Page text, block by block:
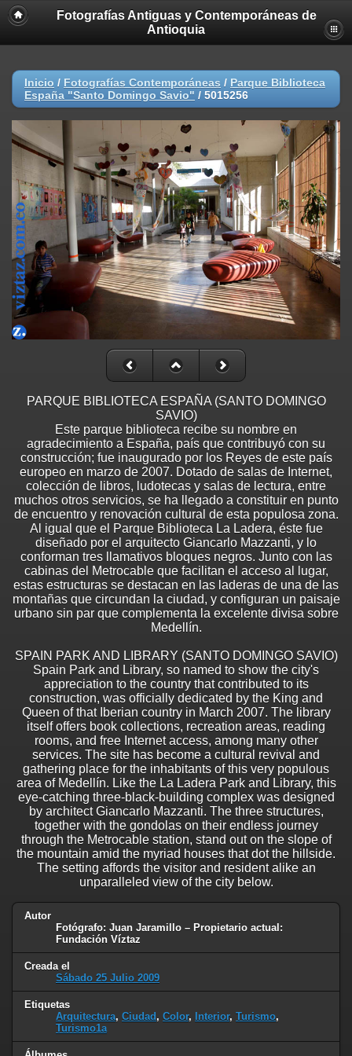
Fotografías Antiguas y Contemporáneas de
Antioquia
Inicio / Fotografías Contemporáneas / Parque Biblioteca
España "Santo Domingo Savio" / 5015256
PARQUE BIBLIOTECA ESPAÑA (SANTO DOMINGO
SAVIO)
Este parque biblioteca recibe su nombre en
agradecimiento a España, país que contribuyó con su
construcción; fue inaugurado por los Reyes de este país
europeo en marzo de 2007. Dotado de salas de Internet,
colección de libros, ludotecas y salas de lectura, entre
muchos otros servicios, se ha llegado a constituir en punto
de encuentro y renovación cultural de esta populosa zona.
Al igual que el Parque Biblioteca La Ladera, éste fue
diseñado por el arquitecto Giancarlo Mazzanti, y lo
conforman tres llamativos bloques negros. Junto con las
cabinas del Metrocable que facilitan el acceso al lugar,
estas estructuras se destacan en las laderas de una de las
montañas que circundan la ciudad, y configuran un paisaje
urbano sin par que complementa la excelente divisa sobre
Medellín.
SPAIN PARK AND LIBRARY (SANTO DOMINGO SAVIO)
Spain Park and Library, so named to show the city's
appreciation to the country that contributed to its
construction, was officially dedicated by the King and
Queen of that Iberian country in March 2007. The library
itself offers book collections, recreation areas, reading
rooms, and free Internet access, among many other
services. The site has become a cultural revival and
gathering place for the inhabitants of this very populous
area of Medellín. Like the La Ladera Park and Library, this
eye-catching three-black-building complex was designed
by architect Giancarlo Mazzanti. The three structures,
together with the gondolas on their endless journey
through the Metrocable station, stand out on the slope of
the mountain amid the myriad houses that dot the hillside.
The setting affords the visitor and resident alike an
unparalleled view of the city below.
Autor
Fotógrafo: Juan Jaramillo – Propietario actual:
Fundación Víztaz
Creada el
Sábado 25 Julio 2009
Etiquetas
Arquitectura, Ciudad , Color, Interior, Turismo,
Turismo1a